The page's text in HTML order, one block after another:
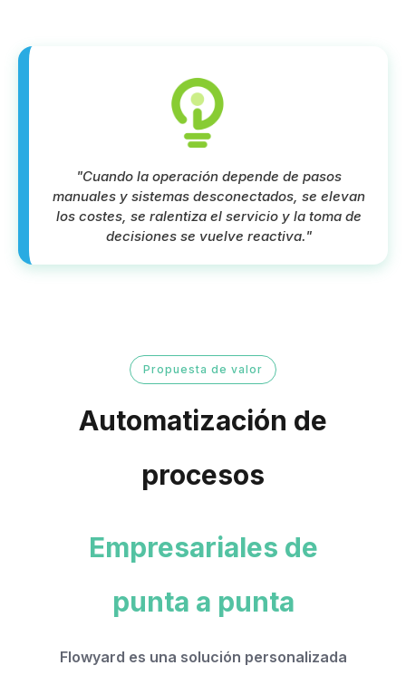
"Cuando la operación depende de pasos
manuales y sistemas desconectados, se elevan
los costes, se ralentiza el servicio y la toma de
decisiones se vuelve reactiva."
Propuesta de valor
Automatización de
procesos
Empresariales de
punta a punta
Flowyard es una solución personalizada